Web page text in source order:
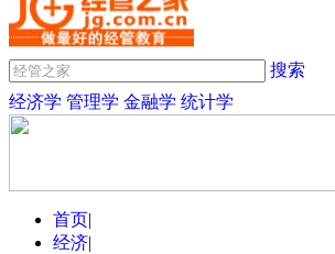
搜索
经济学 管理学 金融学 统计学
首页|
经济|